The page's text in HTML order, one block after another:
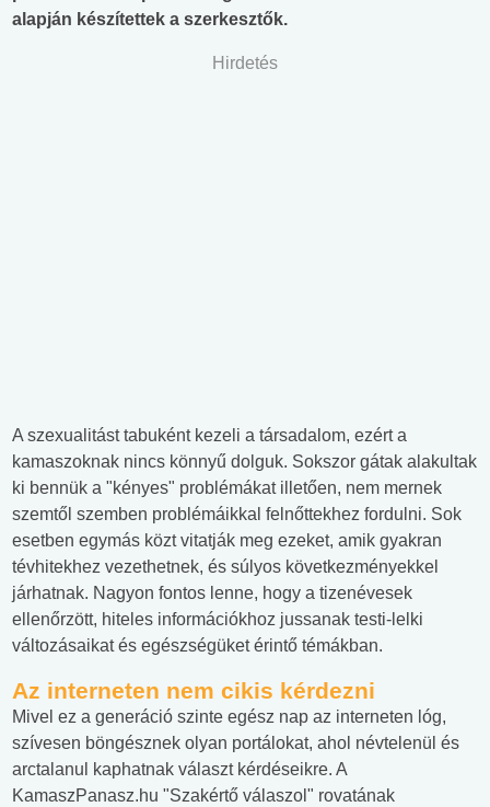
alapján készítettek a szerkesztők.
Hirdetés
A szexualitást tabuként kezeli a társadalom, ezért a
kamaszoknak nincs könnyű dolguk. Sokszor gátak alakultak
ki bennük a "kényes" problémákat illetően, nem mernek
szemtől szemben problémáikkal felnőttekhez fordulni. Sok
esetben egymás közt vitatják meg ezeket, amik gyakran
tévhitekhez vezethetnek, és súlyos következményekkel
járhatnak. Nagyon fontos lenne, hogy a tizenévesek
ellenőrzött, hiteles információkhoz jussanak testi-lelki
változásaikat és egészségüket érintő témákban.
Az interneten nem cikis kérdezni
Mivel ez a generáció szinte egész nap az interneten lóg,
szívesen böngésznek olyan portálokat, ahol névtelenül és
arctalanul kaphatnak választ kérdéseikre. A
KamaszPanasz.hu "Szakértő válaszol" rovatának